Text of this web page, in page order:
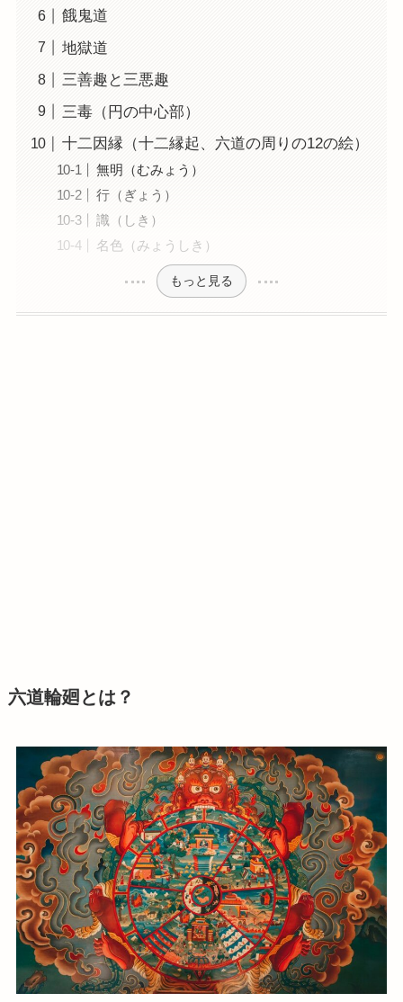
餓鬼道
地獄道
三善趣と三悪趣
三毒（円の中心部）
十二因縁（十二縁起、六道の周りの12の絵）
無明（むみょう）
行（ぎょう）
識（しき）
名色（みょうしき）
もっと見る
六道輪廻とは？